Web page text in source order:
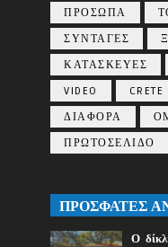
ΠΡΟΣΩΠΑ
ΣΥΝΤΑΓΕΣ
ΚΑΤΑΣΚΕΥΕΣ
VIDEO
CRETE
ΔΙΑΦΟΡΑ
ΠΡΩΤΟΣΕΛΙΔΟ
ΠΡΟΣΦΑΤΕΣ
Ο